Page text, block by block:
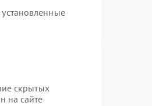
скрытых
на сайте